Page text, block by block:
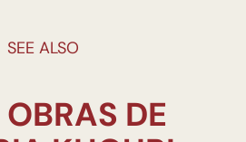
SEE ALSO
DE